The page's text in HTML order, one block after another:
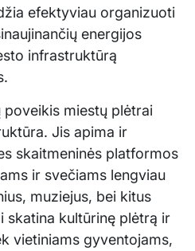
efektyviau organizuoti
energijos
infrastruktūrą
poveikis miestų plėtrai
Jis apima ir
skaitmeninės platformos
ir svečiams lengviau
muziejus, bei kitus
skatina kultūrinę plėtrą ir
vietiniams gyventojams,